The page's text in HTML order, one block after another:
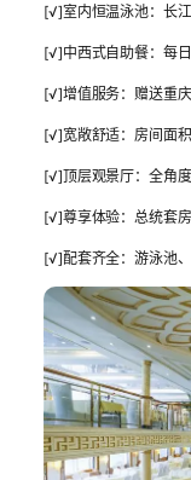
[√]室内恒温泳池：长
[√]中西式自助餐：每
[√]增值服务：赠送重
[√]宽敞舒适：房间面
[√]顶层观景厅：全角
[√]尊享体验：总统套
[√]配套齐全：游泳池